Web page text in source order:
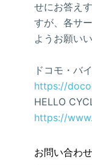
せにお答え
すが、各サ
ようお願い
ドコモ・バ
https://
HELLO
https://
お問い合わ